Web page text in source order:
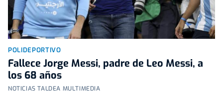
POLIDEPORTIVO
Fallece Jorge Messi, padre de Leo Messi, a
los 68 años
NOTICIAS TALDEA MULTIMEDIA